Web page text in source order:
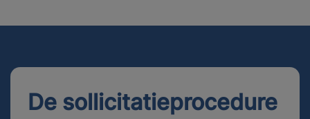
De sollicitatieprocedure